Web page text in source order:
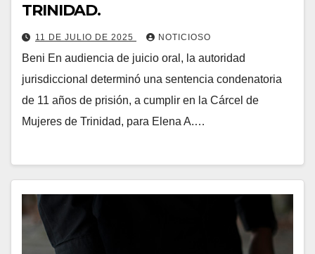
TRINIDAD.
11 DE JULIO DE 2025 NOTICIOSO
Beni En audiencia de juicio oral, la autoridad
jurisdiccional determinó una sentencia condenatoria
de 11 años de prisión, a cumplir en la Cárcel de
Mujeres de Trinidad, para Elena A.…